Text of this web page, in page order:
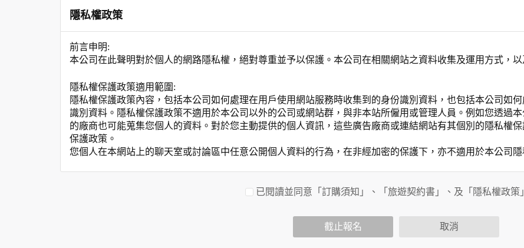
隱私權政策
前言申明:
本公司在此聲明對於個人的網路隱私權，絕對尊重並予以保護。本公司在相關網站之資料收集及運用方式，
隱私權保護政策適用範圍:
隱私權保護政策內容，包括本公司如何處理在用戶使用網站服務時收集到的身份識別資料，也包括本公司如
識別資料。隱私權保護政策不適用於本公司以外的公司或網站群，與非本站所僱用或管理人員。例如您透過
的廠商也可能蒐集您個人的資料。對於您主動提供的個人資訊，這些廣告廠商或連結網站有其個別的隱私權
保護政策。
您個人在本網站上的聊天室或討論區中任意公開個人資料的行為，在非經加密的保護下，亦不適用於本公司隱
為了在本網站提供您最佳的互動性服務，可能會請您提供相關個人的資料，其範圍如下：
於一般瀏覽時，伺服器會自行記錄相關行徑，包括您使用連線設備的 IP 位址、使用時間、使用的瀏覽器、瀏
已閱讀並同意「訂購須知」、「旅遊契約書」、及「隱私權政策
截止報名 取消